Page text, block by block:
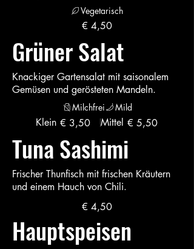
€ 4,50
Vegetarisch
Grüner Salat
Knackiger Gartensalat mit saisonalem
Gemüsen und gerösteten Mandeln.
Klein € 3,50 Mittel € 5,50
Milchfrei Mild
Tuna Sashimi
Frischer Thunfisch mit frischen Kräutern
und einem Hauch von Chili.
€ 4,50
Hauptspeisen